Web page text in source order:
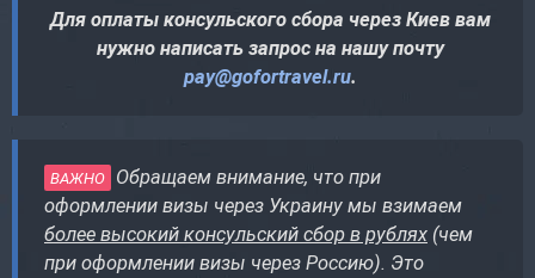
Для оплаты консульского сбора через Киев вам
нужно написать запрос на нашу почту
pay@gofortravel.ru.
ВАЖНО
Обращаем внимание, что при
оформлении визы через Украину мы взимаем
более высокий консульский сбор в рублях (чем
при оформлении визы через Россию). Это